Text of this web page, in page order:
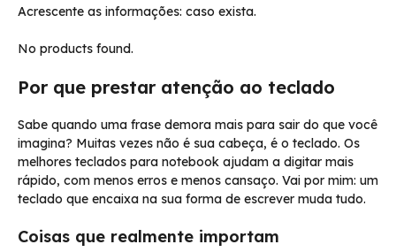
Acrescente as informações: caso exista.
No products found.
Por que prestar atenção ao teclado
Sabe quando uma frase demora mais para sair do que você
imagina? Muitas vezes não é sua cabeça, é o teclado. Os
melhores teclados para notebook ajudam a digitar mais
rápido, com menos erros e menos cansaço. Vai por mim: um
teclado que encaixa na sua forma de escrever muda tudo.
Coisas que realmente importam